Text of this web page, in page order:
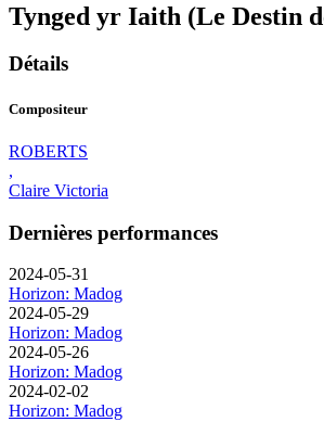
Tynged yr Iaith (Le Destin
Détails
Compositeur
ROBERTS
,
Claire Victoria
Dernières performances
2024-05-31
Horizon: Madog
2024-05-29
Horizon: Madog
2024-05-26
Horizon: Madog
2024-02-02
Horizon: Madog